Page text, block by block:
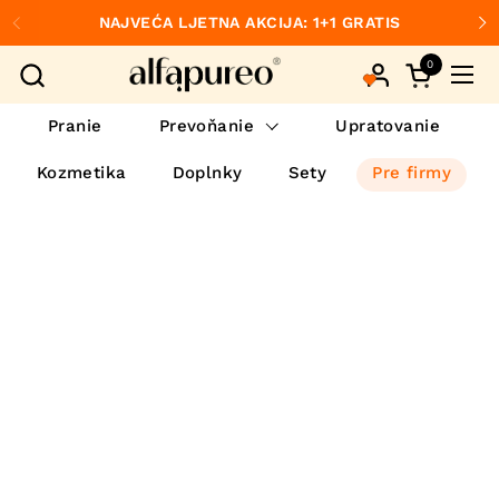
Preskočiť na obsah
Predchádzajúce
NAJVEĆA LJETNA AKCIJA: 1+1 GRATIS
Otvorte
0
Pranie Prevoňanie Upratovanie
Kozmetika Doplnky Sety Pre firmy